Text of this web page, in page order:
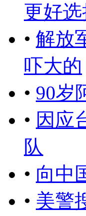
更好选
• 解放
吓大的
• 90岁
• 因应
队
• 向中
• 美警